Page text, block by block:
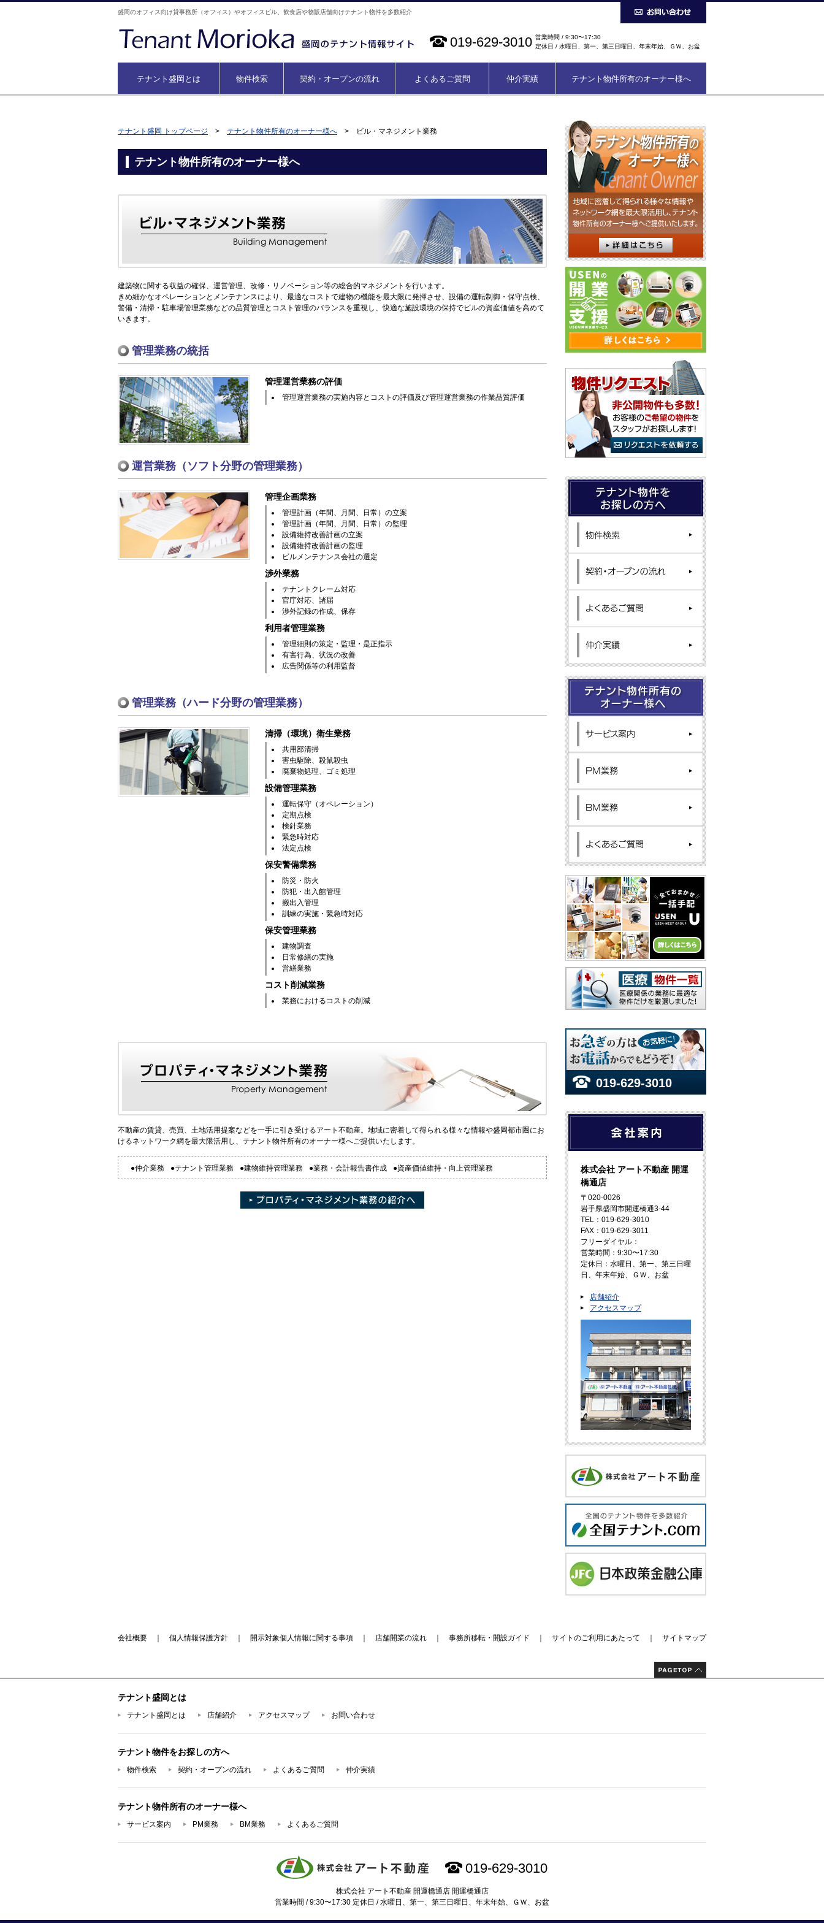
盛岡のオフィス向け貸事務所（オフィス）やオフィスビル、飲食店や物販店舗向けテナント物件を多数紹介
019-629-3010 営業時間 / 9:30〜17:30
定休日 / 水曜日、第一、第三日曜日、年末年始、ＧＷ、お盆
テナント盛岡とは 物件検索 契約・オープンの流れ よくあるご質問 仲介実績 テナント物件所有のオーナー様へ
テナント盛岡 トップページ > テナント物件所有のオーナー様へ > ビル・マネジメント業務
テナント物件所有のオーナー様へ
建築物に関する収益の確保、運営管理、改修・リノベーション等の総合的マネジメントを行います。
きめ細かなオペレーションとメンテナンスにより、最適なコストで建物の機能を最大限に発揮させ、設備の運転制御・保守点検、
警備・清掃・駐車場管理業務などの品質管理とコスト管理のバランスを重視し、快適な施設環境の保持でビルの資産価値を高めて
いきます。
管理業務の統括
管理運営業務の評価
管理運営業務の実施内容とコストの評価及び管理運営業務の作業品質評価
運営業務（ソフト分野の管理業務）
管理企画業務
管理計画（年間、月間、日常）の立案
管理計画（年間、月間、日常）の監理
設備維持改善計画の立案
設備維持改善計画の監理
ビルメンテナンス会社の選定
渉外業務
テナントクレーム対応
官庁対応、諸届
渉外記録の作成、保存
利用者管理業務
管理細則の策定・監理・是正指示
有害行為、状況の改善
広告関係等の利用監督
管理業務（ハード分野の管理業務）
清掃（環境）衛生業務
共用部清掃
害虫駆除、殺鼠殺虫
廃棄物処理、ゴミ処理
設備管理業務
運転保守（オペレーション）
定期点検
検針業務
緊急時対応
法定点検
保安警備業務
防災・防火
防犯・出入館管理
搬出入管理
訓練の実施・緊急時対応
保安管理業務
建物調査
日常修繕の実施
営繕業務
コスト削減業務
業務におけるコストの削減
不動産の賃貸、売買、土地活用提案などを一手に引き受けるアート不動産。地域に密着して得られる様々な情報や盛岡都市圏にお
けるネットワーク網を最大限活用し、テナント物件所有のオーナー様へご提供いたします。
●仲介業務 ●テナント管理業務 ●建物維持管理業務 ●業務・会計報告書作成 ●資産価値維持・向上管理業務
019-629-3010
株式会社 アート不動産 開運
橋通店
〒020-0026
岩手県盛岡市開運橋通3-44
TEL：019-629-3010
FAX：019-629-3011
フリーダイヤル：
営業時間：9:30〜17:30
定休日：水曜日、第一、第三日曜
日、年末年始、ＧＷ、お盆
店舗紹介
アクセスマップ
会社概要 個人情報保護方針 開示対象個人情報に関する事項 店舗開業の流れ 事務所移転・開設ガイド サイトのご利用にあたって サイトマップ
テナント盛岡とは
テナント盛岡とは 店舗紹介 アクセスマップ お問い合わせ
テナント物件をお探しの方へ
物件検索 契約・オープンの流れ よくあるご質問 仲介実績
テナント物件所有のオーナー様へ
サービス案内 PM業務 BM業務 よくあるご質問
019-629-3010
株式会社 アート不動産 開運橋通店 開運橋通店
営業時間 / 9:30〜17:30 定休日 / 水曜日、第一、第三日曜日、年末年始、ＧＷ、お盆